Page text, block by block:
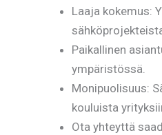
Laaja kokemus:
Paikallinen
ympäristössä.
Monipuolisuus:
kouluista
Ota yhteyttä